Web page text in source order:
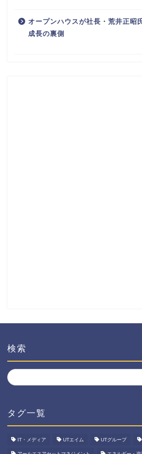
オープンハウスが社長・荒井正昭
成長の裏側
検索
タグ一覧
IT・メディア UTエイム UTグループ